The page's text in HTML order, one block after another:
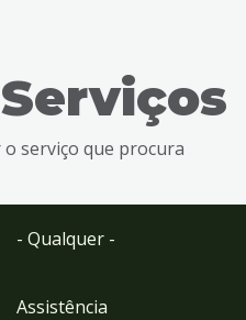
serviço que procura
- Qualquer -
Assistência